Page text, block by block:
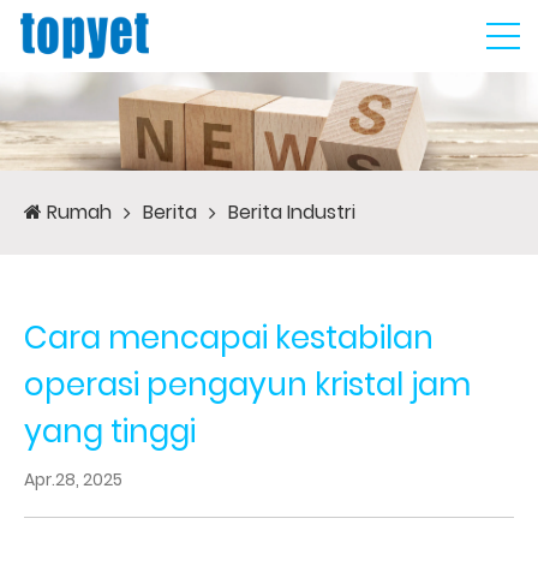
Rumah Berita Berita Industri
Cara mencapai kestabilan
operasi pengayun kristal jam
yang tinggi
Apr.28, 2025